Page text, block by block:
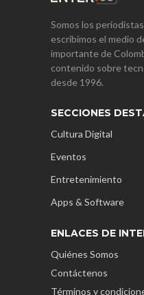
Somos los
escribimos el medio
importante de
contenido sobre
desde 1996.
SECCIONES
Cultura Digital
Eventos
Entretenimiento
Apps & Software
ENLACES DE
Quiénes Somos
Contáctenos
Términos y